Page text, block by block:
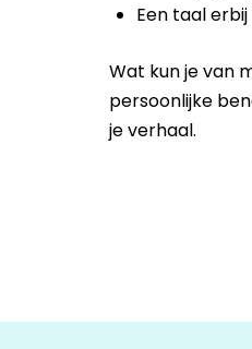
Een taal erbij
Wat kun je van
persoonlijke
je verhaal.